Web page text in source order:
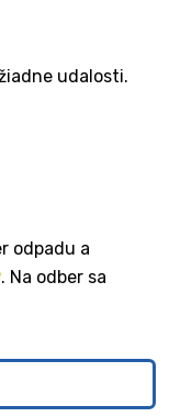
udalosti.
odpadu a
. Na odber sa